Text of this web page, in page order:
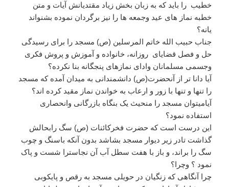
خطیب را باید که به زبان بخش زیاد مقتدیانش آیات و متن
خطبه نماز های عید وجمعه ها را نیز برگردان نموده بشنواند
یانه؟
جناب حبیب الله خاتم المرسلین (ص) مسجد را برای رسیدگی
حل و فصل قضایای روزانه، خانواده و آموزش و پروش فکری
وجسمی مسلمانان وادای نمازهای پنجگانه بنا نکرده؟
آیا دانا تر از آنحضرت(ص) دانشمندانی به میدان آمده که مسجد
را تنها و تنها با زور و ارعاب به خواندن نماز مقید کرده اند؟
آیامیتوان مسجد را منحیث یک بنگاه بازرگانی وانحصاری
استفاده نمود؟
این درست است که حضرت فخرکائنات (ص) سگ رابحالش
گذاشت تادر زیر دیوار مسجد بشاشد بدون آنکه باسنگ و چوب
سگ را براند، و باز با هفت سطل آب آن نجاسترا شست و پاک
نمود ؟ وچرا؟
چرا آنگاهی که زنگیان در حویلی مسجد به رقص و پایکوبی